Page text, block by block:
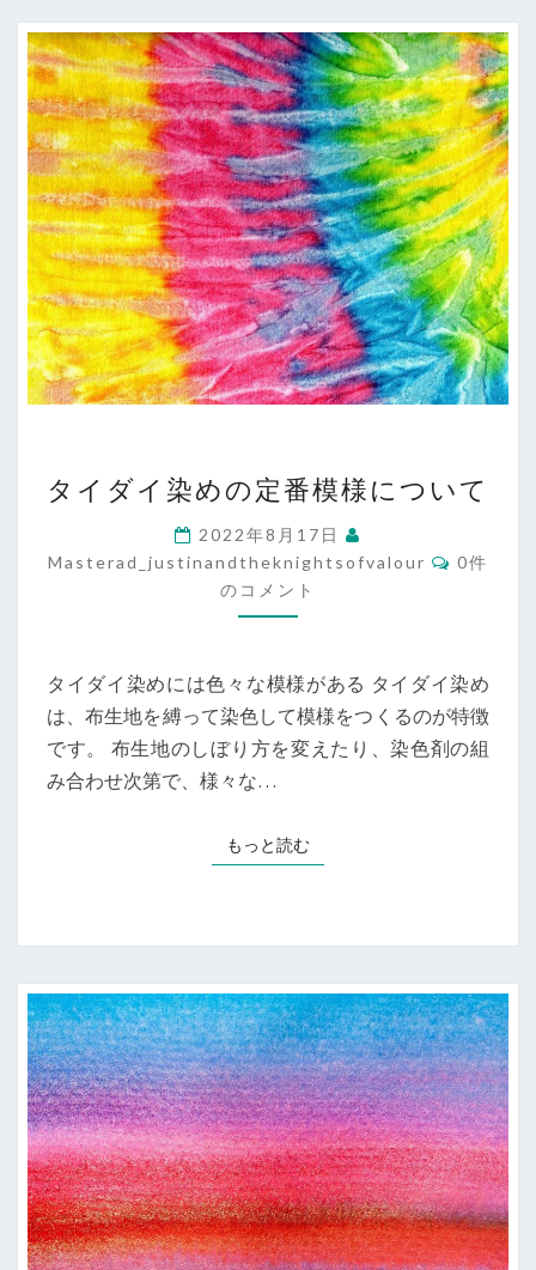
イ
イ
染
め
の
番
模
様
に
つ
て
タイダイ染めの定番模様について
2022年8月17日
Masterad_justinandtheknightsofvalour
コ
メ
0件
のコメント
タイダイ染めには色々な模様がある タイダイ染め
は、布生地を縛って染色して模様をつくるのが特徴
です。 布生地のしぼり方を変えたり、染色剤の組
み合わせ次第で、様々な…
もっと読むもっと読む